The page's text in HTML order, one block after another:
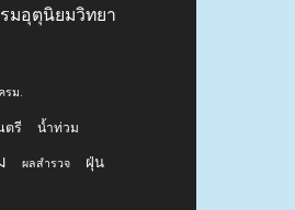
มอุตุนิยมวิทยา
รม.
ตรี น้ำท่วม
ผลสำรวจ ฝุ่น